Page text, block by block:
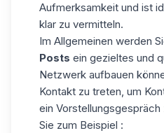
Aufmerksamkeit und ist
klar zu vermitteln.
Im Allgemeinen werden
Posts ein gezieltes und
Netzwerk aufbauen
Kontakt zu treten, um
ein
Sie zum Beispiel :